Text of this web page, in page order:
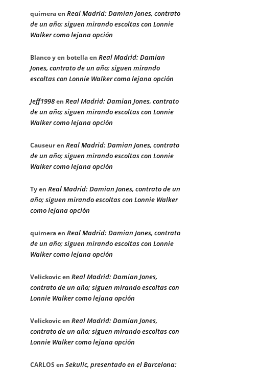
quimeraen Real Madrid: Damian Jones, contrato
de un año; siguen mirando escoltas con Lonnie
Walker como lejana opción
Blanco y en botellaen Real Madrid: Damian
Jones, contrato de un año; siguen mirando
escoltas con Lonnie Walker como lejana opción
Jeff1998en Real Madrid: Damian Jones, contrato
de un año; siguen mirando escoltas con Lonnie
Walker como lejana opción
Causeuren Real Madrid: Damian Jones, contrato
de un año; siguen mirando escoltas con Lonnie
Walker como lejana opción
Tyen Real Madrid: Damian Jones, contrato de un
año; siguen mirando escoltas con Lonnie Walker
como lejana opción
quimeraen Real Madrid: Damian Jones, contrato
de un año; siguen mirando escoltas con Lonnie
Walker como lejana opción
Velickovicen Real Madrid: Damian Jones,
contrato de un año; siguen mirando escoltas con
Lonnie Walker como lejana opción
Velickovicen Real Madrid: Damian Jones,
contrato de un año; siguen mirando escoltas con
Lonnie Walker como lejana opción
CARLOS en Sekulic, presentado en el Barcelona: